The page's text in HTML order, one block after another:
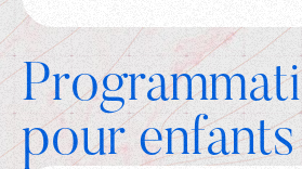
pour enfants